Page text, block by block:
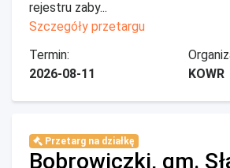
rejestru zaby...
Szczegóły przetargu
Termin:
2026-08-11
KOWR
Przetarg na działkę
Bobrowiczki, gm.